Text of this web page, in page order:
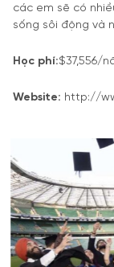
các em sẽ có
sống sôi động và
Học phí:$37,556/
Website: http://